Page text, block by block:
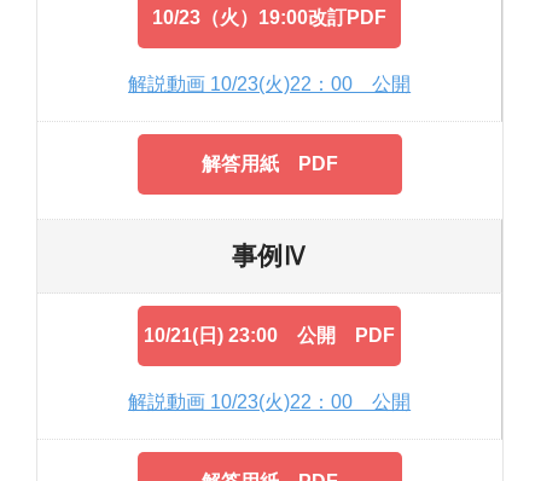
10/23（火）19:00改訂PDF
解説動画 10/23(火)22：00 公開
解答用紙 PDF
事例Ⅳ
10/21(日) 23:00 公開 PDF
解説動画 10/23(火)22：00 公開